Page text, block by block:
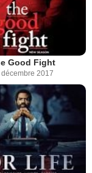
Good Fight
décembre 2017